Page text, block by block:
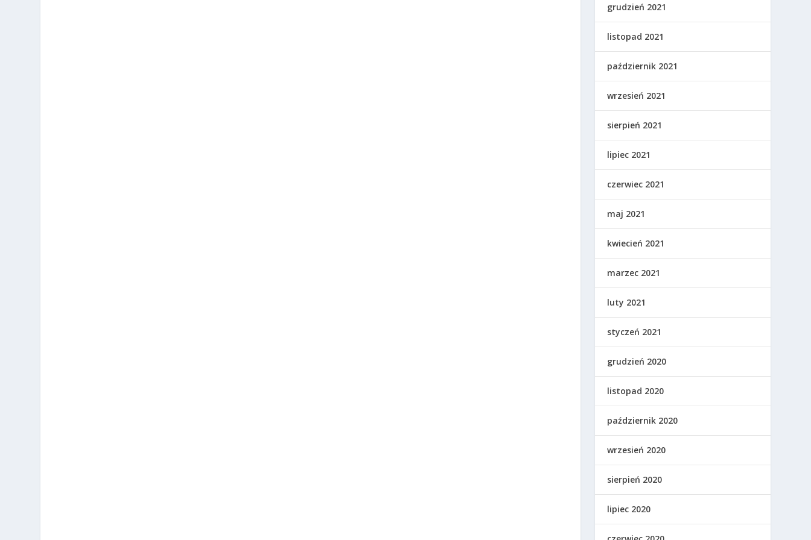
grudzień 2021
listopad 2021
październik 2021
wrzesień 2021
sierpień 2021
lipiec 2021
czerwiec 2021
maj 2021
kwiecień 2021
marzec 2021
luty 2021
styczeń 2021
grudzień 2020
listopad 2020
październik 2020
wrzesień 2020
sierpień 2020
lipiec 2020